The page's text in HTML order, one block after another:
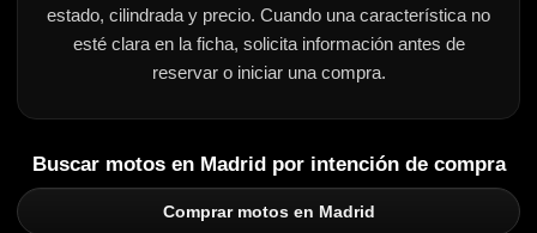
estado, cilindrada y precio. Cuando una característica no
esté clara en la ficha, solicita información antes de
reservar o iniciar una compra.
Buscar motos en Madrid por intención de compra
Comprar motos en Madrid